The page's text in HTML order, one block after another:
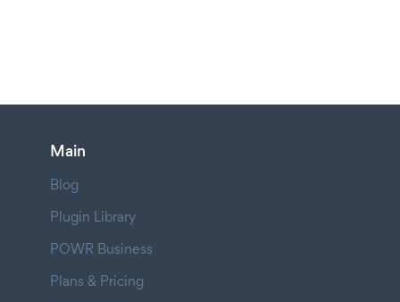
Main
Blog
Plugin Library
POWR Business
Plans & Pricing